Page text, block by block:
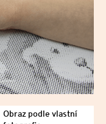
Obraz podle vlastní